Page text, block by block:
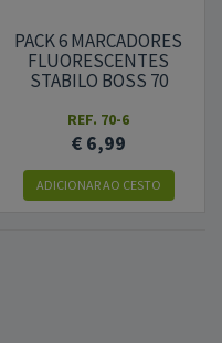
PACK 6 MARCADORES
FLUORESCENTES
STABILO BOSS 70
REF. 70-6
€ 6,99
ADICIONAR AO CESTO